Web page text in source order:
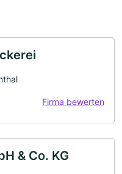
Firma bewerten
& Co. KG